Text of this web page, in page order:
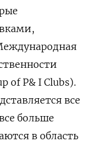
of P& I Clubs).
все
больше
в область